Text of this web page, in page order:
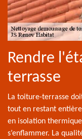
Rendre
terrasse
La toiture-terrasse
tout en restant
en isolation
s’enflammer. La